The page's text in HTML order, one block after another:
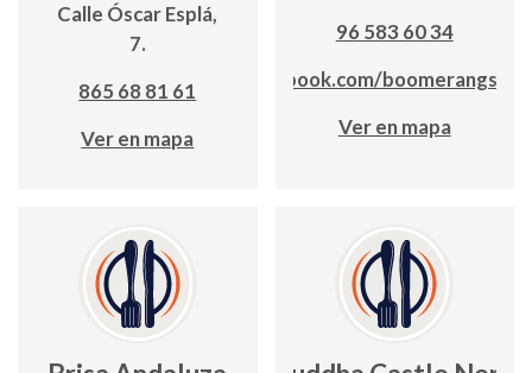
Calle Óscar Esplá,
7.
865 68 81 61
Ver en mapa
96 583 60 34
www.facebook.com/
Ver en mapa